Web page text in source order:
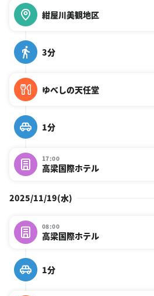
紺屋川美観地区
3分
ゆべしの天任堂
1分
17:00
高梁国際ホテル
2025/11/19(水)
08:00
高梁国際ホテル
1分